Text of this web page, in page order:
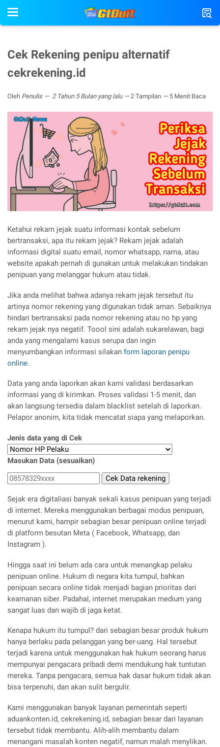
Cek Rekening penipu alternatif
cekrekening.id
Oleh Penulis 2 Tahun 5 Bulan yang lalu 2 Tampilan 5 Menit Baca
Ketahui rekam jejak suatu informasi kontak sebelum
bertransaksi, apa itu rekam jejak? Rekam jejak adalah
informasi digital suatu email, nomor whatsapp, nama, atau
website apakah pernah di gunakan untuk melakukan tindakan
penipuan yang melanggar hukum atau tidak.
Jika anda melihat bahwa adanya rekam jejak tersebut itu
artinya nomor rekening yang digunakan tidak aman. Sebaiknya
hindari bertransaksi pada nomor rekening atau no hp yang
rekam jejak nya negatif. Toool sini adalah sukarelawan, bagi
anda yang mengalami kasus serupa dan ingin
menyumbangkan informasi silakan form laporan penipu
online.
Data yang anda laporkan akan kami validasi berdasarkan
informasi yang di kirimkan. Proses validasi 1-5 menit, dan
akan langsung tersedia dalam blacklist setelah di laporkan.
Pelapor anonim, kita tidak mencatat siapa yang melaporkan.
Jenis data yang di Cek
Masukan Data (sesuaikan)
Sejak era digitaliasi banyak sekali kasus penipuan yang terjadi
di internet. Mereka menggunakan berbagai modus penipuan,
menurut kami, hampir sebagian besar penipuan online terjadi
di platform besutan Meta ( Facebook, Whatsapp, dan
Instagram ).
Hingga saat ini belum ada cara untuk menangkap pelaku
penipuan online. Hukum di negara kita tumpul, bahkan
penipuan secara online tidak menjadi bagian prioritas dari
keamanan siber. Padahal, internet merupakan medium yang
sangat luas dan wajib di jaga ketat.
Kenapa hukum itu tumpul? dari sebagian besar produk hukum
hanya berlaku pada pelanggan yang ber-uang. Hal tersebut
terjadi karena untuk menggunakan hak hukum seorang harus
mempunyai pengacara pribadi demi mendukung hak tuntutan
mereka. Tanpa pengacara, semua hak dasar hukum tidak akan
bisa terpenuhi, dan akan sulit bergulir.
Kami menggunakan banyak layanan pemerintah seperti
aduankonten.id, cekrekening.id, sebagian besar dari layanan
tersebut tidak membantu. Alih-alih membantu dalam
menangani masalah konten negatif, namun malah menylikan.